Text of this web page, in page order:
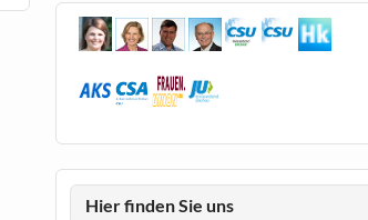
Hier finden Sie uns